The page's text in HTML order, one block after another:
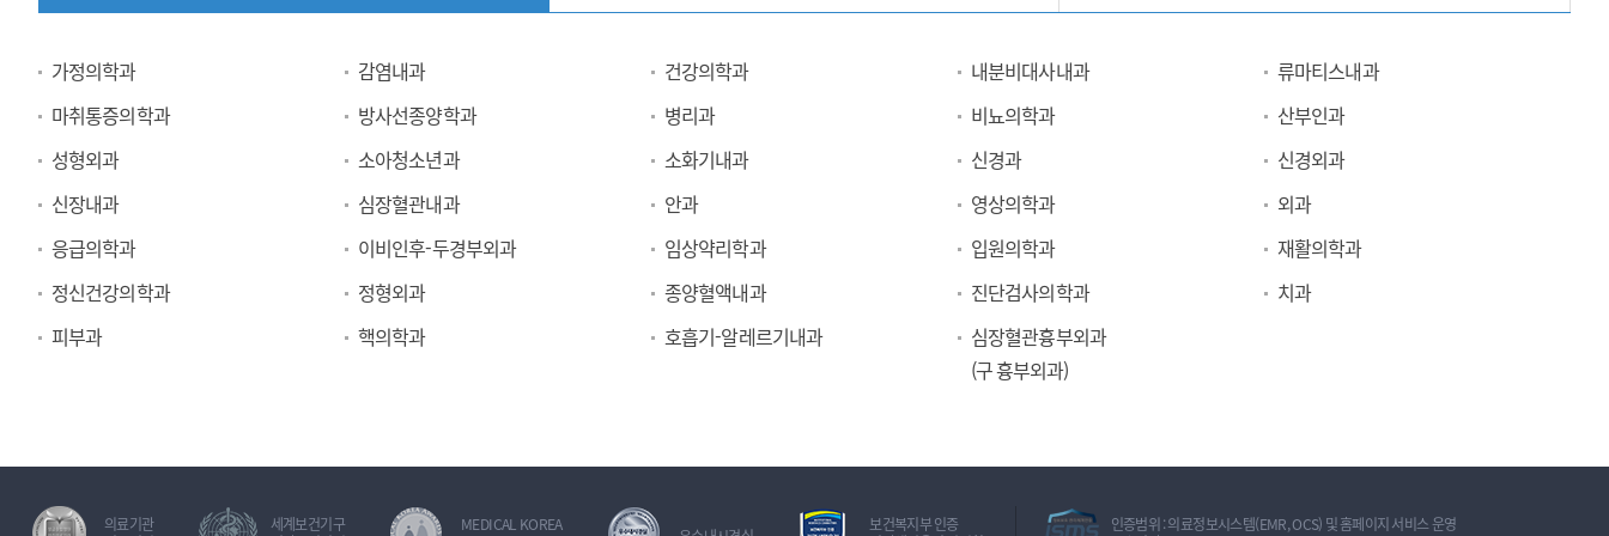
진
과
가정의학과 감염내과 건강의학과 내분비대사내과
류마티스내과
마취통증의학과
방사선종양학과 병리과 비뇨의학과
산부인과
성형외과
소아청소년과 소화기내과 신경과
신경외과
신장내과
심장혈관내과 안과 영상의학과
외과
응급의학과
이비인후-두경부외과 임상약리학과 입원의학과
재활의학과
정신건강의학과
정형외과 종양혈액내과 진단검사의학과
치과
피부과
핵의학과 호흡기-알레르기내과
심장혈관흉부외과
(구 흉부외과)
의료기관
세계보건기구
MEDICAL KOREA
보건복지부 인증
정
인증범위 : 의료정보시스템(EMR, OCS) 및 홈페이지 서비스 운영